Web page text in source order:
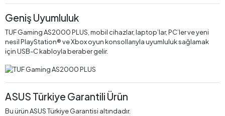
Geniş Uyumluluk
TUF Gaming AS2000 PLUS, mobil cihazlar, laptop’lar, PC’ler ve yeni
nesil PlayStation® ve Xbox oyun konsollarıyla uyumluluk sağlamak
için USB-C kabloyla beraber gelir.
ASUS Türkiye Garantili Ürün
Bu ürün ASUS Türkiye Garantisi altındadır.